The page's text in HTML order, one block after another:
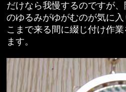
だけなら我慢するのですが
のゆるみがゆがむのが気に
こまで来る間に綴じ付け作
ます。